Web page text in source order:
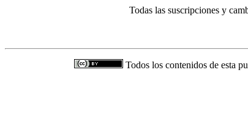
Todas las suscripciones y
Todos los contenidos de esta